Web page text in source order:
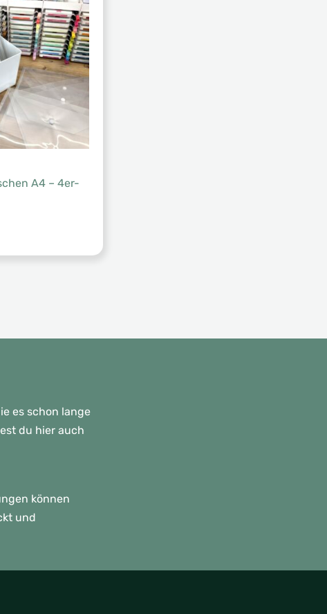
A4 – 4er-
es schon lange
du hier auch
können
und